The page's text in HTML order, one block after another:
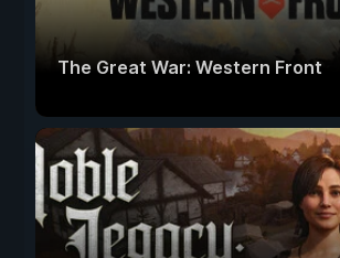
The Great War: Western Front